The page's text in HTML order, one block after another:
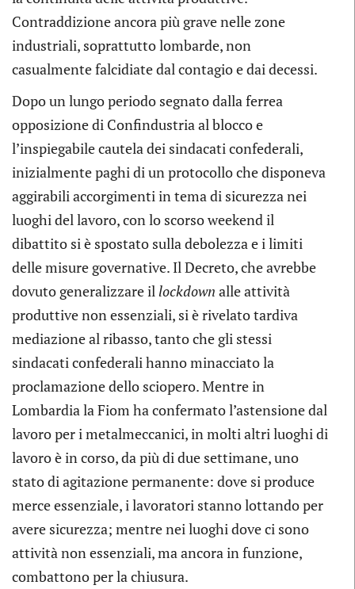
Contraddizione ancora più grave nelle zone
industriali, soprattutto lombarde, non
casualmente falcidiate dal contagio e dai decessi.
Dopo un lungo periodo segnato dalla ferrea
opposizione di Confindustria al blocco e
l’inspiegabile cautela dei sindacati confederali,
inizialmente paghi di un protocollo che disponeva
aggirabili accorgimenti in tema di sicurezza nei
luoghi del lavoro, con lo scorso weekend il
dibattito si è spostato sulla debolezza e i limiti
delle misure governative. Il Decreto, che avrebbe
dovuto generalizzare illockdown alle attività
produttive non essenziali, si è rivelato tardiva
mediazione al ribasso, tanto che gli stessi
sindacati confederali hanno minacciato la
proclamazione dello sciopero. Mentre in
Lombardia la Fiom ha confermato l’astensione dal
lavoro per i metalmeccanici, in molti altri luoghi di
lavoro è in corso, da più di due settimane, uno
stato di agitazione permanente: dove si produce
merce essenziale, i lavoratori stanno lottando per
avere sicurezza; mentre nei luoghi dove ci sono
attività non essenziali, ma ancora in funzione,
combattono per la chiusura.